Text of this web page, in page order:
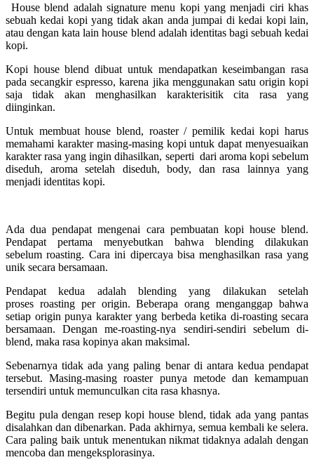
House blend adalah signature menu kopi yang menjadi ciri khas
sebuah kedai kopi yang tidak akan anda jumpai di kedai kopi lain,
atau dengan kata lain house blend adalah identitas bagi sebuah kedai
kopi.
Kopi house blend dibuat untuk mendapatkan keseimbangan rasa
pada secangkir espresso, karena jika menggunakan satu origin kopi
saja tidak akan menghasilkan karakterisitik cita rasa yang
diinginkan.
Untuk membuat house blend, roaster / pemilik kedai kopi harus
memahami karakter masing-masing kopi untuk dapat menyesuaikan
karakter rasa yang ingin dihasilkan, seperti dari aroma kopi sebelum
diseduh, aroma setelah diseduh, body, dan rasa lainnya yang
menjadi identitas kopi.
Ada dua pendapat mengenai cara pembuatan kopi house blend.
Pendapat pertama menyebutkan bahwa blending dilakukan
sebelum roasting. Cara ini dipercaya bisa menghasilkan rasa yang
unik secara bersamaan.
Pendapat kedua adalah blending yang dilakukan setelah
proses roasting per origin. Beberapa orang menganggap bahwa
setiap origin punya karakter yang berbeda ketika di-roasting secara
bersamaan. Dengan me-roasting-nya sendiri-sendiri sebelum di-
blend, maka rasa kopinya akan maksimal.
Sebenarnya tidak ada yang paling benar di antara kedua pendapat
tersebut. Masing-masing roaster punya metode dan kemampuan
tersendiri untuk memunculkan cita rasa khasnya.
Begitu pula dengan resep kopi house blend, tidak ada yang pantas
disalahkan dan dibenarkan. Pada akhirnya, semua kembali ke selera.
Cara paling baik untuk menentukan nikmat tidaknya adalah dengan
mencoba dan mengeksplorasinya.